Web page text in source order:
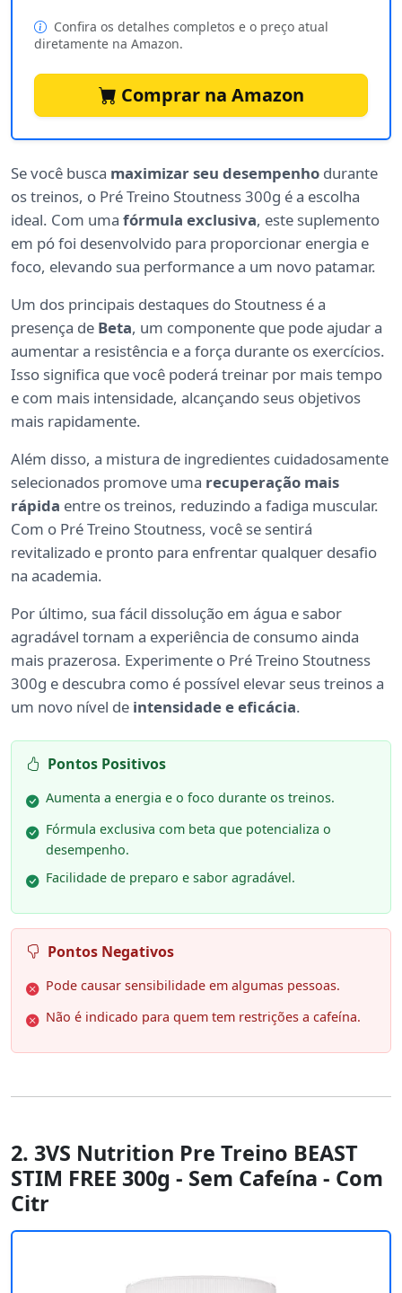
Confira os detalhes completos e o preço atual
diretamente na Amazon.
Comprar na Amazon
Se você busca maximizar seu desempenho durante
os treinos, o Pré Treino Stoutness 300g é a escolha
ideal. Com uma fórmula exclusiva, este suplemento
em pó foi desenvolvido para proporcionar energia e
foco, elevando sua performance a um novo patamar.
Um dos principais destaques do Stoutness é a
presença de Beta, um componente que pode ajudar a
aumentar a resistência e a força durante os exercícios.
Isso significa que você poderá treinar por mais tempo
e com mais intensidade, alcançando seus objetivos
mais rapidamente.
Além disso, a mistura de ingredientes cuidadosamente
selecionados promove uma recuperação mais
rápida entre os treinos, reduzindo a fadiga muscular.
Com o Pré Treino Stoutness, você se sentirá
revitalizado e pronto para enfrentar qualquer desafio
na academia.
Por último, sua fácil dissolução em água e sabor
agradável tornam a experiência de consumo ainda
mais prazerosa. Experimente o Pré Treino Stoutness
300g e descubra como é possível elevar seus treinos a
um novo nível de intensidade e eficácia.
Pontos Positivos
Aumenta a energia e o foco durante os treinos.
Fórmula exclusiva com beta que potencializa o
desempenho.
Facilidade de preparo e sabor agradável.
Pontos Negativos
Pode causar sensibilidade em algumas pessoas.
Não é indicado para quem tem restrições a cafeína.
2. 3VS Nutrition Pre Treino BEAST
STIM FREE 300g - Sem Cafeína - Com
Citr